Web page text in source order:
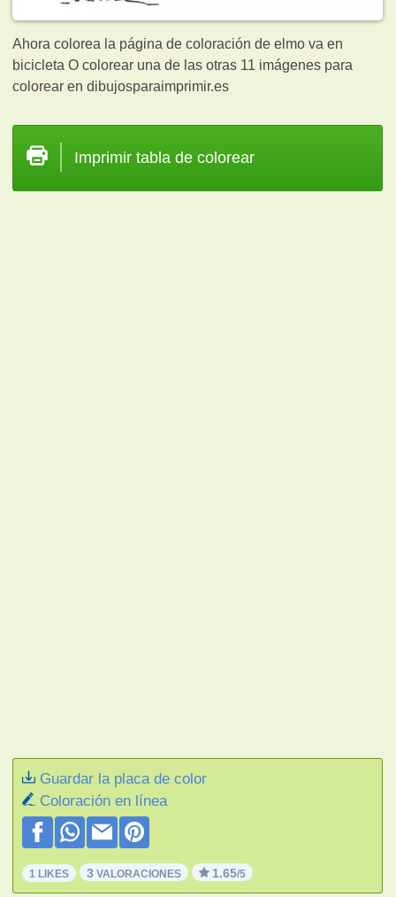
Ahora colorea la página de coloración de elmo va en
bicicleta O colorear una de las otras 11 imágenes para
colorear en dibujosparaimprimir.es
Imprimir tabla de colorear
Guardar la placa de color
Coloración en línea
1 LIKES 3 VALORACIONES 1.65/5